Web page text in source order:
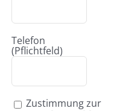
Telefon
(Pflichtfeld)
Zustimmung zur
Datenschutzerklärung